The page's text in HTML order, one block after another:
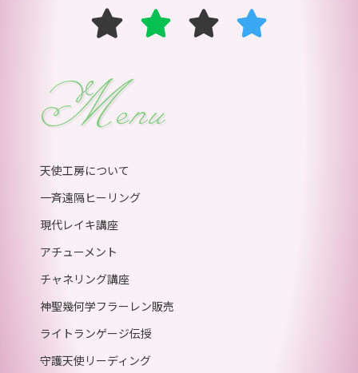
Menu
天使工房について
一斉遠隔ヒーリング
現代レイキ講座
アチューメント
チャネリング講座
神聖幾何学フラーレン販売
ライトランゲージ伝授
守護天使リーディング